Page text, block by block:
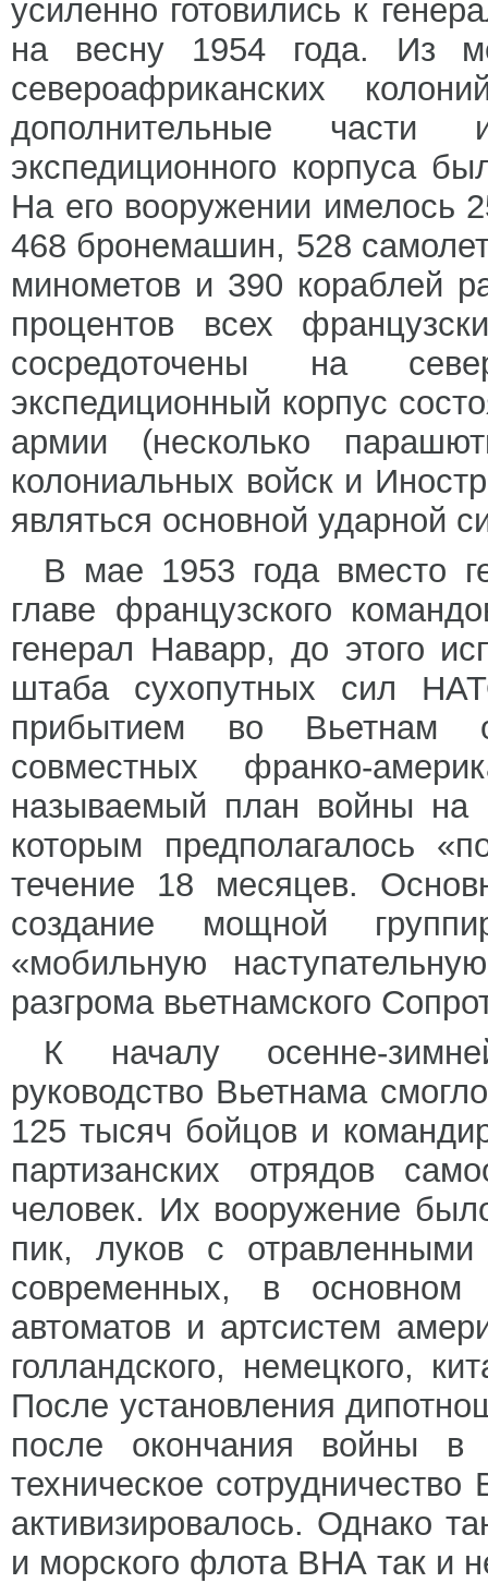
усиленно готовились к
на весну 1954 года. Из
североафриканских
дополнительные части
экспедиционного корпуса
На его вооружении имелось
468 бронемашин, 528
минометов и 390 кораблей
процентов всех
сосредоточены на
экспедиционный корпус
армии (несколько
колониальных войск и
являться основной ударной
В мае 1953 года вместо
главе французского
генерал Наварр, до этого
штаба сухопутных сил
прибытием во Вьетнам
совместных франко-
называемый план войны на
которым предполагалось
течение 18 месяцев.
создание мощной
«мобильную
разгрома вьетнамского
К началу осенне-
руководство Вьетнама
125 тысяч бойцов и
партизанских отрядов
человек. Их вооружение
пик, луков с
современных, в основном
автоматов и артсистем
голландского, немецкого,
После установления
после окончания войны
техническое
активизировалось. Однако
и морского флота ВНА так и